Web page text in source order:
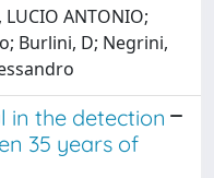
ANTONIO;
Burlini, D; Negrini,
in the detection
35 years of